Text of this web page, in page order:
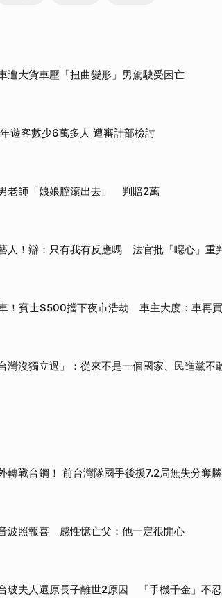
遭大貨車壓「扭曲變形」男駕駛受困亡
遊客數少6萬多人 遭審計部檢討
老師「娘娘腔滾出去」 判賠2萬
人！辯：只有我有反應嗎 法官批「噁心」重
！賓士S500擋下夜市浩劫 車主大度：車再
灣沒獨立過」：從來不是一個國家、民進黨不
轉戰台鋼！ 前台灣隊國手後援7.2局無失分奪勝
波照報喜 感性憶亡父：他一定很開心
玻夫人還原長子離世2原因 「手機千金」不